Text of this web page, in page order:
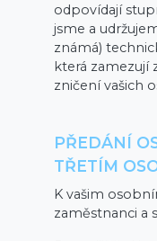
odpovídají
jsme a
známá)
která zamezují
zničení vašich
PŘEDÁNÍ
TŘETÍM
K vašim
zaměstnanci a